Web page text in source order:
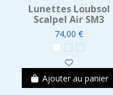
Lunettes Loubsol
Scalpel Air SM3
74,00 €
Ajouter au panier